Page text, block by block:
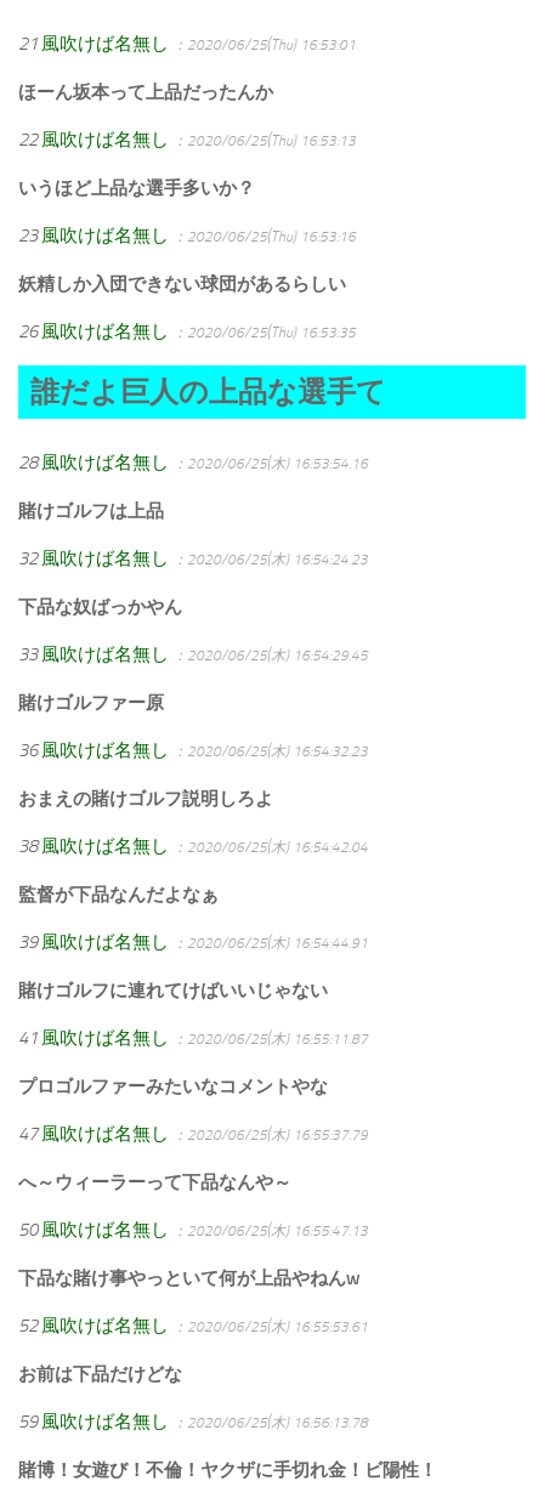
21 風吹けば名無し ：2020/06/25(Thu) 16:53:01
ほーん坂本って上品だったんか
22 風吹けば名無し ：2020/06/25(Thu) 16:53:13
いうほど上品な選手多いか？
23 風吹けば名無し ：2020/06/25(Thu) 16:53:16
妖精しか入団できない球団があるらしい
26 風吹けば名無し ：2020/06/25(Thu) 16:53:35
誰だよ巨人の上品な選手て
28 風吹けば名無し ：2020/06/25(木) 16:53:54.16
賭けゴルフは上品
32 風吹けば名無し ：2020/06/25(木) 16:54:24.23
下品な奴ばっかやん
33 風吹けば名無し ：2020/06/25(木) 16:54:29.45
賭けゴルファー原
36 風吹けば名無し ：2020/06/25(木) 16:54:32.23
おまえの賭けゴルフ説明しろよ
38 風吹けば名無し ：2020/06/25(木) 16:54:42.04
監督が下品なんだよなぁ
39 風吹けば名無し ：2020/06/25(木) 16:54:44.91
賭けゴルフに連れてけばいいじゃない
41 風吹けば名無し ：2020/06/25(木) 16:55:11.87
プロゴルファーみたいなコメントやな
47 風吹けば名無し ：2020/06/25(木) 16:55:37.79
へ～ウィーラーって下品なんや～
50 風吹けば名無し ：2020/06/25(木) 16:55:47.13
下品な賭け事やっといて何が上品やねんw
52 風吹けば名無し ：2020/06/25(木) 16:55:53.61
お前は下品だけどな
59 風吹けば名無し ：2020/06/25(木) 16:56:13.78
賭博！女遊び！不倫！ヤクザに手切れ金！ビ陽性！